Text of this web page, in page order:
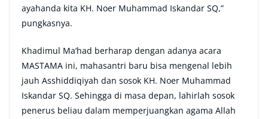
ayahanda kita KH. Noer Muhammad Iskandar SQ,”
pungkasnya.
Khadimul Ma’had berharap dengan adanya acara
MASTAMA ini, mahasantri baru bisa mengenal lebih
jauh Asshiddiqiyah dan sosok KH. Noer Muhammad
Iskandar SQ. Sehingga di masa depan, lahirlah sosok
penerus beliau dalam memperjuangkan agama Allah